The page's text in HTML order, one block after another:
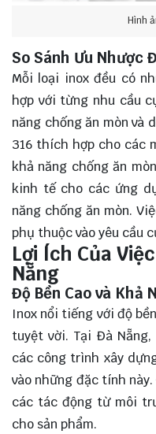
Hình
So Sánh Ưu Nhược
Mỗi loại inox đều có
hợp với từng nhu cầu
năng chống ăn mòn và
316 thích hợp cho các
khả năng chống ăn
kinh tế cho các ứng
năng chống ăn mòn.
phụ thuộc vào yêu cầu
Lợi Ích Của
Nẵng
Độ Bền Cao và Khả
Inox nổi tiếng với độ
tuyệt vời. Tại Đà
các công trình xây
vào những đặc tính
các tác động từ môi
cho sản phẩm.